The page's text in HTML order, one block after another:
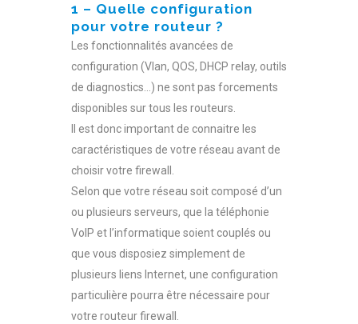
1 – Quelle configuration
pour votre routeur ?
Les fonctionnalités avancées de
configuration (Vlan, QOS, DHCP relay, outils
de diagnostics…) ne sont pas forcements
disponibles sur tous les routeurs.
Il est donc important de connaitre les
caractéristiques de votre réseau avant de
choisir votre firewall.
Selon que votre réseau soit composé d’un
ou plusieurs serveurs, que la téléphonie
VoIP et l’informatique soient couplés ou
que vous disposiez simplement de
plusieurs liens Internet, une configuration
particulière pourra être nécessaire pour
votre routeur firewall.